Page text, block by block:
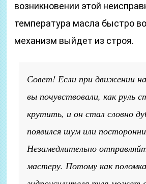
возникновении этой
температура масла быстро
механизм выйдет из строя.
Совет! Если при движении
вы почувствовали, как руль
крутить, и он стал словно
появился шум или
Незамедлительно
мастеру. Потому как поломка